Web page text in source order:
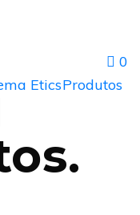
0
EticsProdutos
.